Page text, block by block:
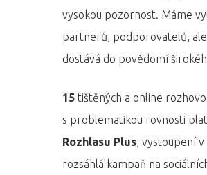
Hit enter to search
vysokou pozornost. Máme
partnerů, podporovatelů,
dostává do povědomí
15 tištěných a online
s problematikou rovnosti
Rozhlasu Plus, vystoupení v
rozsáhlá kampaň na